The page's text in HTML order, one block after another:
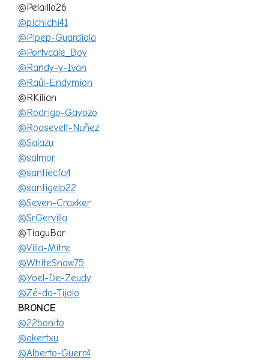
@Pelaillo26
@pichichi41
@Pipep-Guardiola
@Portvcale_Boy
@Randy-y-Ivan
@Raúl-Endymion
@RKilian
@Rodrigo-Gayozo
@Roosevelt-Nuñez
@Salazu
@salmor
@santiecfa4
@santigelp22
@Seven-Craxker
@SrGervilla
@TiaguBar
@Villa-Mitre
@WhiteSnow75
@Yoel-De-Zeudy
@Zé-do-Tijolo
BRONCE
@22bonito
@akertxu
@Alberto-Guerr4